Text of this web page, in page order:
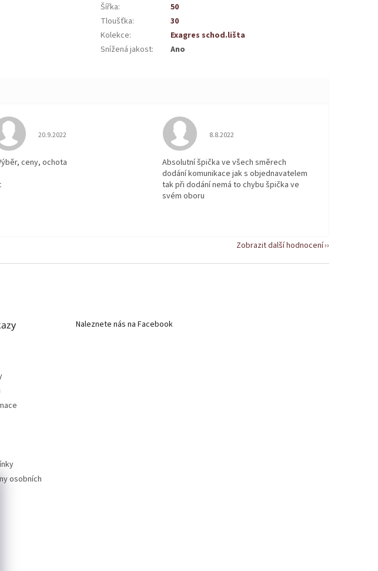
Šířka:
50
Tloušťka:
30
Kolekce:
Exagres schod.lišta
Snížená jakost: Ano
Hodnocení obchodu je 5 z 5 hvězdiček.
20.9.2022
ceny, ochota
Hodnocení obchodu je 5 z 5 hvězdiček.
8.8.2022
Absolutní špička ve všech směrech
dodání komunikace jak s objednavatelem
tak při dodání nemá to chybu špička ve
svém oboru
Zobrazit další hodnocení
osobních
Naleznete nás na Facebook